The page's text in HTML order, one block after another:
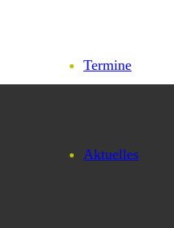
Termine
Aktuelles